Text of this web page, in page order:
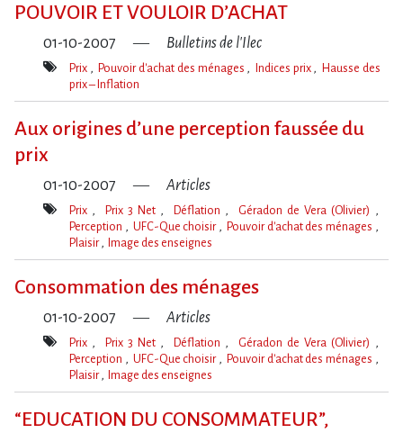
POUVOIR ET VOULOIR D​‌’ACHAT
01-10-2007 Bulletins de l'Ilec
Mot(s)-
Prix Pouvoir d'achat des ménages Indices prix
Hausse des
prix – Inflation
Aux origines d’une perception faussée du
prix
01-10-2007 Articles
Mot(s)-
Prix Prix 3 Net Déflation
Géradon de Vera (Olivier)
Perception
UFC-Que choisir
Pouvoir d'achat des ménages
Plaisir Image des enseignes
Consommation des ménages
01-10-2007 Articles
Mot(s)-
Prix Prix 3 Net Déflation
Géradon de Vera (Olivier)
Perception
UFC-Que choisir
Pouvoir d'achat des ménages
Plaisir Image des enseignes
“EDUCATION DU CONSOMMATEUR”,